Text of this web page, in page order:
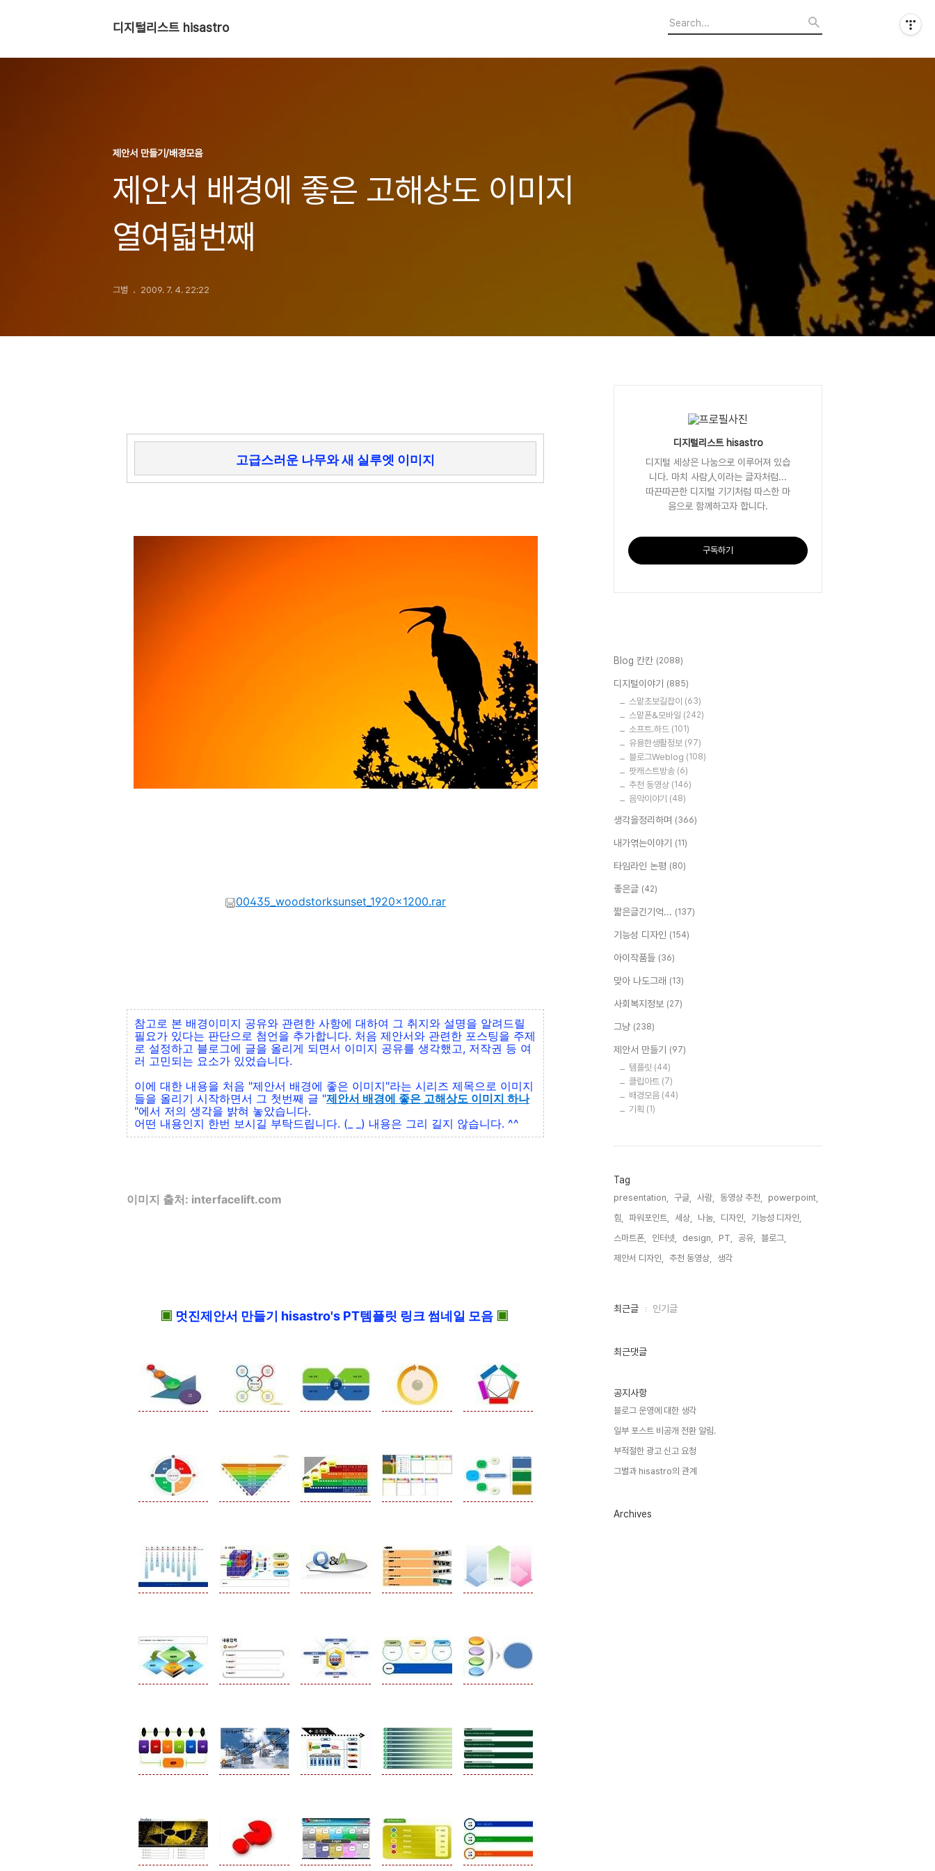
디지털리스트 hisastro
제안서 만들기/배경모음
제안서 배경에 좋은 고해상도 이미지
열여덟번째
그별 2009. 7. 4. 22:22
고급스러운 나무와 새 실루엣 이미지
00435_woodstorksunset_1920x1200.rar
참고로 본 배경이미지 공유와 관련한 사항에 대하여 그 취지와 설명을 알려드릴
필요가 있다는 판단으로 첨언을 추가합니다. 처음 제안서와 관련한 포스팅을 주제
로 설정하고 블로그에 글을 올리게 되면서 이미지 공유를 생각했고, 저작권 등 여
러 고민되는 요소가 있었습니다.
이에 대한 내용을 처음 "제안서 배경에 좋은 이미지"라는 시리즈 제목으로 이미지
들을 올리기 시작하면서 그 첫번째 글 "제안서 배경에 좋은 고해상도 이미지 하나
"에서 저의 생각을 밝혀 놓았습니다.
어떤 내용인지 한번 보시길 부탁드립니다. (_ _) 내용은 그리 길지 않습니다. ^^
이미지 출처: interfacelift.com
▣ 멋진제안서 만들기 hisastro's PT템플릿 링크 썸네일 모음 ▣
디지털리스트 hisastro
디지털 세상은 나눔으로 이루어져 있습
니다. 마치 사람人이라는 글자처럼...
따끈따끈한 디지털 기기처럼 따스한 마
음으로 함께하고자 합니다.
구독하기
Blog 칸칸 (2088)
디지털이야기 (885)
스맡초보길잡이 (63)
스맡폰&모바일 (242)
소프트.하드 (101)
유용한생활정보 (97)
블로그Weblog (108)
팟캐스트방송 (6)
추천 동영상 (146)
음악이야기 (48)
생각을정리하며 (366)
내가엮는이야기 (11)
타임라인 논평 (80)
좋은글 (42)
짧은글긴기억... (137)
기능성 디자인 (154)
아이작품들 (36)
맞아 나도그래 (13)
사회복지정보 (27)
그냥 (238)
제안서 만들기 (97)
템플릿 (44)
클립아트 (7)
배경모음 (44)
기획 (1)
Tag
presentation, 구글, 사람, 동영상 추천,
powerpoint,
힘,
파워포인트, 세상, 나눔, 디자인,
기능성 디자인,
스마트폰,
인터넷, design, PT, 공유,
블로그,
제안서 디자인,
추천 동영상, 생각,
최
인
최근글 인기글
최근댓글
공지사항
블로그 운영에 대한 생각
일부 포스트 비공개 전환 알림.
부적절한 광고 신고 요청
그별과 hisastro의 관계
Archives